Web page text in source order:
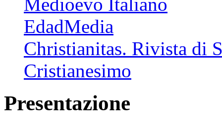
EdadMedia
Christianitas. Rivista di
Cristianesimo
Presentazione